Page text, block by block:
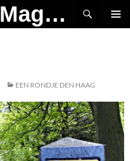
MAD Media Magazine
EEN RONDJE DEN HAAG